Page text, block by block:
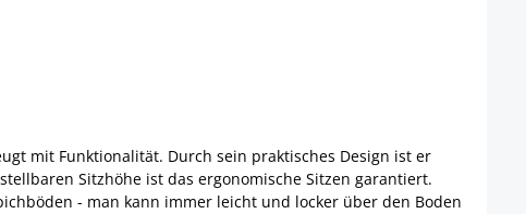
mit Funktionalität. Durch sein praktisches Design ist er
Sitzhöhe ist das ergonomische Sitzen garantiert.
- man kann immer leicht und locker über den Boden